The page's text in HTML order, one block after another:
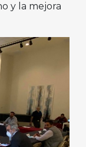
y la mejora